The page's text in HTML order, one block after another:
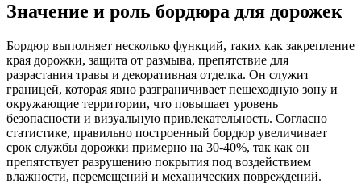
Значение и роль бордюра для дорожек
Бордюр выполняет несколько функций, таких как закрепление
края дорожки, защита от размыва, препятствие для
разрастания травы и декоративная отделка. Он служит
границей, которая явно разграничивает пешеходную зону и
окружающие территории, что повышает уровень
безопасности и визуальную привлекательность. Согласно
статистике, правильно построенный бордюр увеличивает
срок службы дорожки примерно на 30-40%, так как он
препятствует разрушению покрытия под воздействием
влажности, перемещений и механических повреждений.